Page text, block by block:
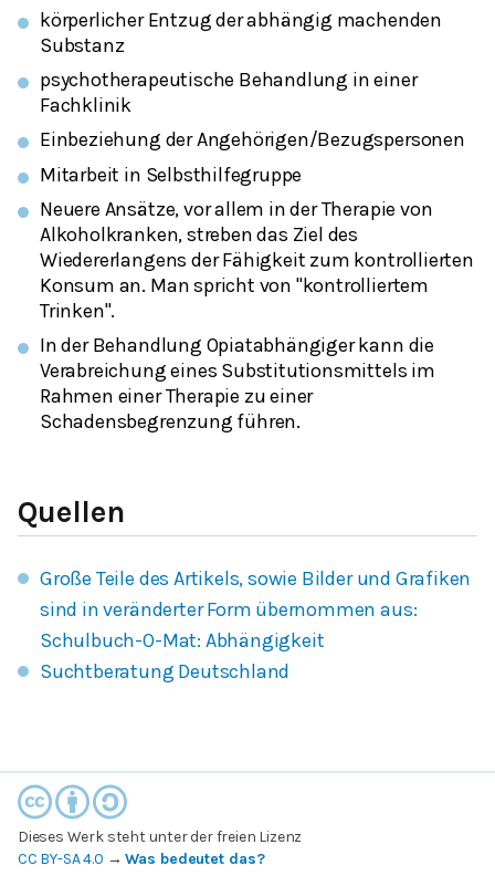
körperlicher Entzug der abhängig machenden
Substanz
psychotherapeutische Behandlung in einer
Fachklinik
Einbeziehung der Angehörigen/Bezugspersonen
Mitarbeit in Selbsthilfegruppe
Neuere Ansätze, vor allem in der Therapie von
Alkoholkranken, streben das Ziel des
Wiedererlangens der Fähigkeit zum kontrollierten
Konsum an. Man spricht von "kontrolliertem
Trinken".
In der Behandlung Opiatabhängiger kann die
Verabreichung eines Substitutionsmittels im
Rahmen einer Therapie zu einer
Schadensbegrenzung führen.
Quellen
Große Teile des Artikels, sowie Bilder und Grafiken
sind in veränderter Form übernommen aus:
Schulbuch-O-Mat: Abhängigkeit
Suchtberatung Deutschland
Dieses Werk steht unter der freien Lizenz
CC BY-SA 4.0 →Was bedeutet das?